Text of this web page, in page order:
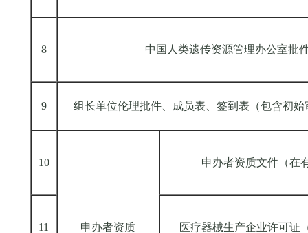
8 中国人类遗传资源管理办公室批
9 组长单位伦理批件、成员表、签到表（包含初始
10
申办者资质
申办者资质文件（在
11 医疗器械生产企业许可证